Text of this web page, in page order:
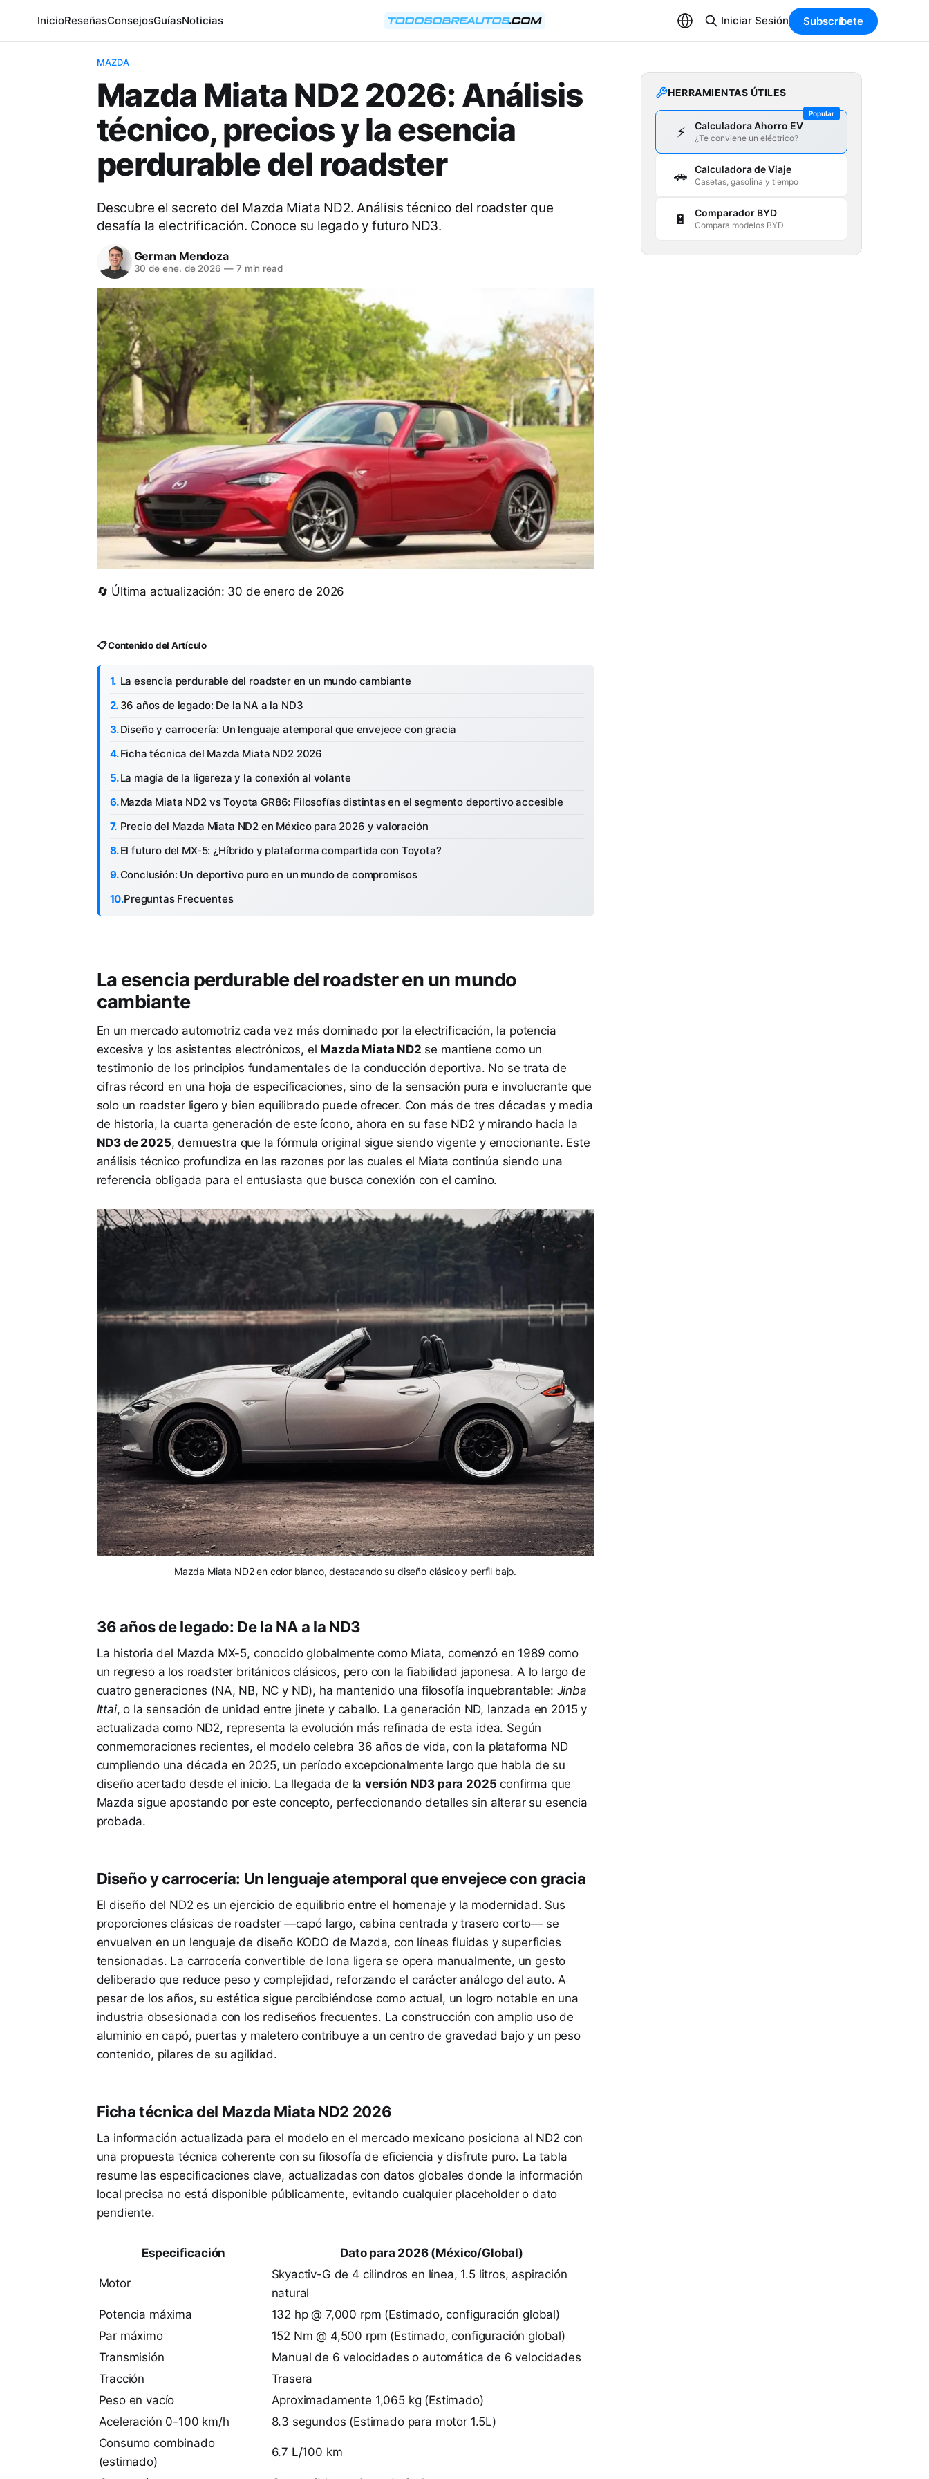
InicioReseñasConsejosGuíasNoticias Iniciar Sesión Subscríbete
MAZDA
Mazda Miata ND2 2026: Análisis
técnico, precios y la esencia
perdurable del roadster
Descubre el secreto del Mazda Miata ND2. Análisis técnico del roadster que
desafía la electrificación. Conoce su legado y futuro ND3.
German Mendoza
30 de ene. de 2026 —7 min read
🔄 Última actualización: 30 de enero de 2026
📋 Contenido del Artículo
La esencia perdurable del roadster en un mundo cambiante
36 años de legado: De la NA a la ND3
Diseño y carrocería: Un lenguaje atemporal que envejece con gracia
Ficha técnica del Mazda Miata ND2 2026
La magia de la ligereza y la conexión al volante
Mazda Miata ND2 vs Toyota GR86: Filosofías distintas en el segmento deportivo accesible
Precio del Mazda Miata ND2 en México para 2026 y valoración
El futuro del MX-5: ¿Híbrido y plataforma compartida con Toyota?
Conclusión: Un deportivo puro en un mundo de compromisos
Preguntas Frecuentes
La esencia perdurable del roadster en un mundo
cambiante
En un mercado automotriz cada vez más dominado por la electrificación, la potencia
excesiva y los asistentes electrónicos, el Mazda Miata ND2 se mantiene como un
testimonio de los principios fundamentales de la conducción deportiva. No se trata de
cifras récord en una hoja de especificaciones, sino de la sensación pura e involucrante que
solo un roadster ligero y bien equilibrado puede ofrecer. Con más de tres décadas y media
de historia, la cuarta generación de este ícono, ahora en su fase ND2 y mirando hacia la
ND3 de 2025, demuestra que la fórmula original sigue siendo vigente y emocionante. Este
análisis técnico profundiza en las razones por las cuales el Miata continúa siendo una
referencia obligada para el entusiasta que busca conexión con el camino.
Mazda Miata ND2 en color blanco, destacando su diseño clásico y perfil bajo.
36 años de legado: De la NA a la ND3
La historia del Mazda MX-5, conocido globalmente como Miata, comenzó en 1989 como
un regreso a los roadster británicos clásicos, pero con la fiabilidad japonesa. A lo largo de
cuatro generaciones (NA, NB, NC y ND), ha mantenido una filosofía inquebrantable: Jinba
Ittai, o la sensación de unidad entre jinete y caballo. La generación ND, lanzada en 2015 y
actualizada como ND2, representa la evolución más refinada de esta idea. Según
conmemoraciones recientes, el modelo celebra 36 años de vida, con la plataforma ND
cumpliendo una década en 2025, un período excepcionalmente largo que habla de su
diseño acertado desde el inicio. La llegada de la versión ND3 para 2025 confirma que
Mazda sigue apostando por este concepto, perfeccionando detalles sin alterar su esencia
probada.
Diseño y carrocería: Un lenguaje atemporal que envejece con gracia
El diseño del ND2 es un ejercicio de equilibrio entre el homenaje y la modernidad. Sus
proporciones clásicas de roadster —capó largo, cabina centrada y trasero corto— se
envuelven en un lenguaje de diseño KODO de Mazda, con líneas fluidas y superficies
tensionadas. La carrocería convertible de lona ligera se opera manualmente, un gesto
deliberado que reduce peso y complejidad, reforzando el carácter análogo del auto. A
pesar de los años, su estética sigue percibiéndose como actual, un logro notable en una
industria obsesionada con los rediseños frecuentes. La construcción con amplio uso de
aluminio en capó, puertas y maletero contribuye a un centro de gravedad bajo y un peso
contenido, pilares de su agilidad.
Ficha técnica del Mazda Miata ND2 2026
La información actualizada para el modelo en el mercado mexicano posiciona al ND2 con
una propuesta técnica coherente con su filosofía de eficiencia y disfrute puro. La tabla
resume las especificaciones clave, actualizadas con datos globales donde la información
local precisa no está disponible públicamente, evitando cualquier placeholder o dato
pendiente.
Especificación Dato para 2026 (México/Global)
Motor
Skyactiv-G de 4 cilindros en línea, 1.5 litros, aspiración
natural
Potencia máxima
132 hp @ 7,000 rpm (Estimado, configuración global)
Par máximo
152 Nm @ 4,500 rpm (Estimado, configuración global)
Transmisión
Manual de 6 velocidades o automática de 6 velocidades
Tracción
Trasera
Peso en vacío
Aproximadamente 1,065 kg (Estimado)
Aceleración 0-100 km/h
8.3 segundos (Estimado para motor 1.5L)
Consumo combinado
(estimado)
6.7 L/100 km
HERRAMIENTAS ÚTILES
Popular
⚡ Calculadora Ahorro EV
¿Te conviene un eléctrico?
🚗 Calculadora de Viaje
Casetas, gasolina y tiempo
🔋 Comparador BYD
Compara modelos BYD